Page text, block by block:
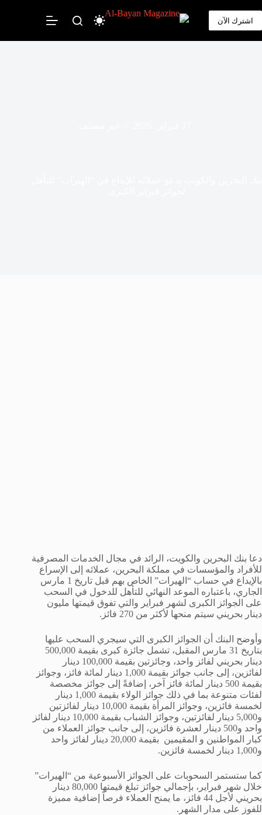
إلى
المحتوى
اشترك الآن
دعا بنك البحرين والكويت، الرائد في مجال الخدمات المصرفية
للأفراد والمؤسسات في مملكة البحرين، عملائه إلى الإسراع
بالإيداع في حساب “الهيرات” الخاص بهم قبل تاريخ 1 مارس
الجاري، باعتباره الموعد النهائي للتأهل للدخول في السحب
على الجوائز الكبرى لشهر فبراير والتي تفوق قيمتها مليون
دينار بحريني سيتم منحها لأكثر من 270 فائز.
وأوضح البنك أن الجوائز الكبرى التي سيجري السحب عليها
بتاريخ 31 مارس المقبل، تشمل جائزة كبرى بقيمة 500,000
دينار بحريني لفائز واحد، وجائزتين بقيمة 100,000 دينار
لفائزين، إلى جانب جوائز بقيمة 1,000 دينار لمائة فائز، وجوائز
بقيمة 500 دينار لمائة فائز آخر، إضافةً إلى جوائز مخصصة
لفئات متنوعة بما في ذلك جوائز الولاء بقيمة 1,000 دينار
لخمسة فائزين، وجوائز المرأة بقيمة 10,000 دينار لفائزتين
و5,000 دينار لفائزتين، وجوائز الشباب بقيمة 10,000 دينار لفائز
واحد و500 دينار لعشرة فائزين، إلى جانب جوائز العملاء من
كبار المواطنين و المقيمين بقيمة 20,000 دينار لفائز واحد
و1,000 دينار لخمسة فائزين.
كما ستستمر السحوبات على الجوائز الأسبوعية من “الهيرات”
خلال شهر فبراير، بإجمالي جوائز تبلغ قيمتها 80,000 دينار
بحريني لأجل 44 فائز، ما يمنح العملاء فرصاً إضافية مميزة
للفوز على مدار الشهر.